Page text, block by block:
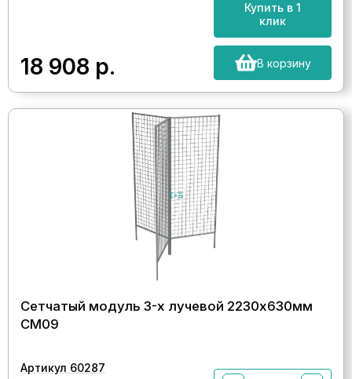
18 908 р.
Купить в 1
клик
В корзину
Сетчатый модуль 3-х лучевой 2230х630мм
СМ09
Артикул 60287